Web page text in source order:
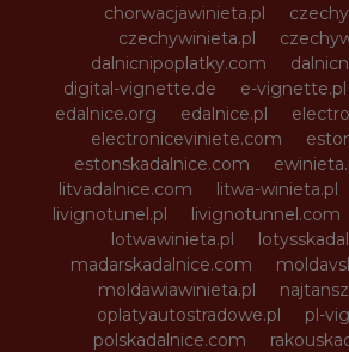
chorwacjawinieta.pl
czechywinieta.pl
dalnicnipoplatky.com
digital-vignette.de
e-vignette.pl
edalnice.org
edalnice.pl
electroniceviniete.com
estonskadalnice.com
litvadalnice.com
litwa-winieta.pl
livignotunel.pl
livignotunnel.com
lotwawinieta.pl
madarskadalnice.com
moldawiawinieta.pl
oplatyautostradowe.pl
pl-
polskadalnice.com